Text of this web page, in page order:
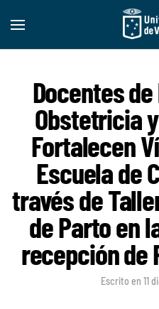
Docentes
Obstetricia
Fortalecen
Escuela de
través de
de Parto en
recepción de
Escrito en 11